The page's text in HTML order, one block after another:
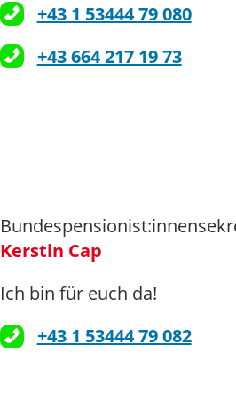
+43 1 53444 79 080
+43 664 217 19 73
Kerstin Cap
Ich bin für euch da!
+43 1 53444 79 082